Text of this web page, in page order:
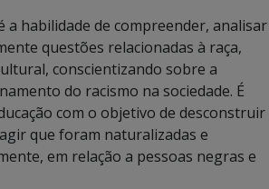
a habilidade de compreender, analisar
questões relacionadas à raça,
conscientizando sobre a
do racismo na sociedade. É
com o objetivo de desconstruir
que foram naturalizadas e
em relação a pessoas negras e